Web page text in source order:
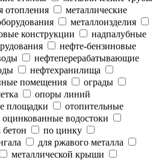
отопления
металлические
металлоизделия
конструкции
надпалубные
нефте-бензиновые
нефтеперерабатывающие
нефтехранилища
помещения
ограды
опоры линий
площадки
отопительные
оцинкованные водостоки
бетон
по цинку
для ржавого металла
металлической крыши